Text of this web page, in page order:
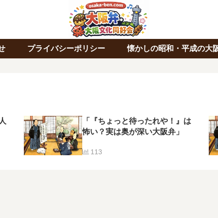
プライバシーポリシー 懐かしの昭和・平成の大
「『ちょっと待ったれや！』は
怖い？実は奥が深い大阪弁」
113